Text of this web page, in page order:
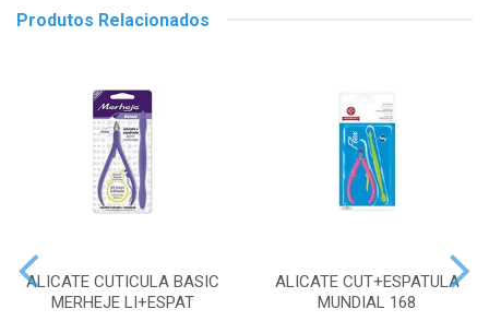
Produtos Relacionados
ALICATE CUTICULA BASIC
MERHEJE LI+ESPAT
ALICATE CUT+ESPATULA
MUNDIAL 168